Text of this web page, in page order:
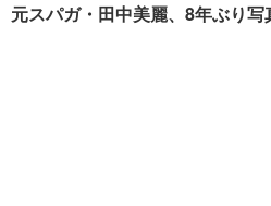
元スパガ・田中美麗、8年ぶり